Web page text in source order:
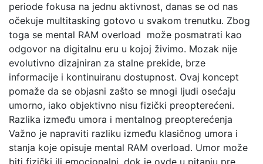
periode fokusa na jednu aktivnost, danas se od nas
očekuje multitasking gotovo u svakom trenutku. Zbog
toga se mental RAM overload može posmatrati kao
odgovor na digitalnu eru u kojoj živimo. Mozak nije
evolutivno dizajniran za stalne prekide, brze
informacije i kontinuiranu dostupnost. Ovaj koncept
pomaže da se objasni zašto se mnogi ljudi osećaju
umorno, iako objektivno nisu fizički preopterećeni.
Razlika između umora i mentalnog preopterećenja
Važno je napraviti razliku između klasičnog umora i
stanja koje opisuje mental RAM overload. Umor može
biti fizički ili emocionalni, dok je ovde u pitanju pre